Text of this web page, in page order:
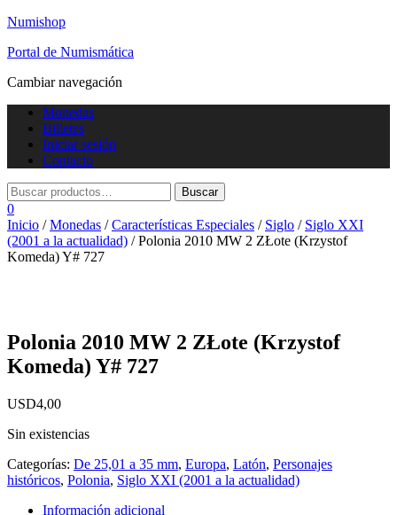
Numishop
Portal de Numismática
Cambiar navegación
Monedas
Billetes
Iniciar sesión
Contacto
0
Inicio /Monedas /Características Especiales / Siglo / Siglo XXI
(2001 a la actualidad) / Polonia 2010 MW 2 ZŁote (Krzystof
Komeda) Y# 727
Polonia 2010 MW 2 ZŁote (Krzystof
Komeda) Y# 727
USD4,00
Sin existencias
Categorías: De 25,01 a 35 mm, Europa, Latón, Personajes
históricos, Polonia, Siglo XXI (2001 a la actualidad)
Información adicional